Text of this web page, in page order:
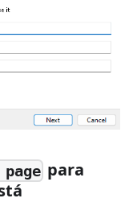
para